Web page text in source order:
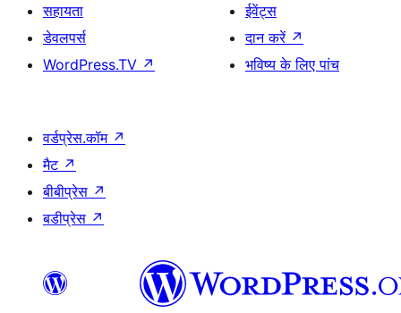
सहायता
डेवलपर्स
WordPress.TV ↗
ईवेंट्स
दान करें ↗
भविष्य के लिए पांच
वर्डप्रेस.कॉम ↗
मैट ↗
बीबीप्रेस ↗
बडीप्रेस ↗